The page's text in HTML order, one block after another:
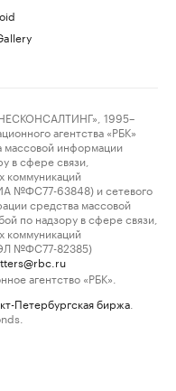
1995–
агентства «РБК»
массовой информации
в сфере связи,
коммуникаций
№ФС77-63848) и сетевого
средства массовой
по надзору в сфере связи,
коммуникаций
№ФС77-82385)
агентство «РБК».
Петербургская биржа